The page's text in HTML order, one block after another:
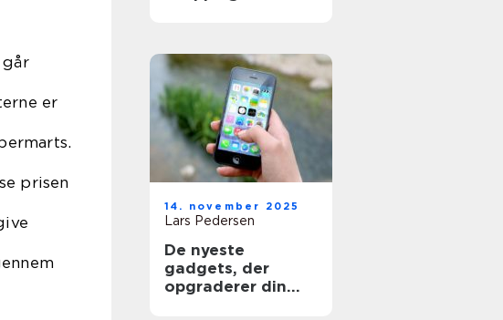
er
prisen
14. november 2025
Lars Pedersen
De nyeste
gadgets, der
opgraderer din